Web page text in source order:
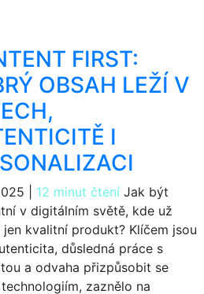
FIRST:
OBSAH LEŽÍ V
I
12 minut čteníJak být
v digitálním světě, kde už
jen kvalitní produkt? Klíčem jsou
důsledná práce s
a odvaha přizpůsobit se
zaznělo na